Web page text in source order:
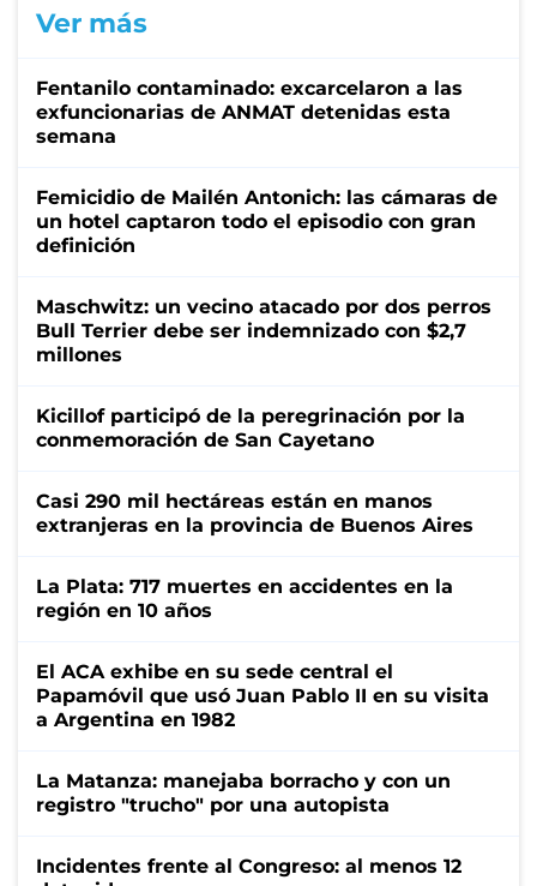
Ver más
Fentanilo contaminado: excarcelaron a las
exfuncionarias de ANMAT detenidas esta
semana
Femicidio de Mailén Antonich: las cámaras de
un hotel captaron todo el episodio con gran
definición
Maschwitz: un vecino atacado por dos perros
Bull Terrier debe ser indemnizado con $2,7
millones
Kicillof participó de la peregrinación por la
conmemoración de San Cayetano
Casi 290 mil hectáreas están en manos
extranjeras en la provincia de Buenos Aires
La Plata: 717 muertes en accidentes en la
región en 10 años
El ACA exhibe en su sede central el
Papamóvil que usó Juan Pablo II en su visita
a Argentina en 1982
La Matanza: manejaba borracho y con un
registro "trucho" por una autopista
Incidentes frente al Congreso: al menos 12